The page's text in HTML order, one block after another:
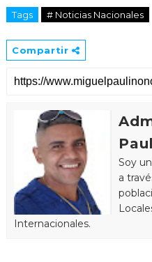
Tags # Noticias Nacionales
Compartir
Soy
a
Internacionales.